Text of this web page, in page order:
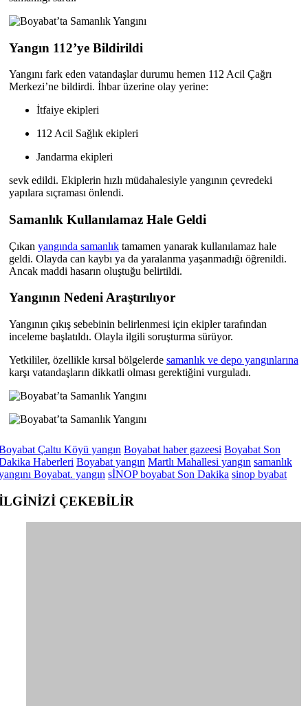
Yangın 112’ye Bildirildi
Yangını fark eden vatandaşlar durumu hemen 112 Acil Çağrı
Merkezi’ne bildirdi. İhbar üzerine olay yerine:
İtfaiye ekipleri
112 Acil Sağlık ekipleri
Jandarma ekipleri
sevk edildi. Ekiplerin hızlı müdahalesiyle yangının çevredeki
yapılara sıçraması önlendi.
Samanlık Kullanılamaz Hale Geldi
Çıkan yangında samanlık tamamen yanarak kullanılamaz hale
geldi. Olayda can kaybı ya da yaralanma yaşanmadığı öğrenildi.
Ancak maddi hasarın oluştuğu belirtildi.
Yangının Nedeni Araştırılıyor
Yangının çıkış sebebinin belirlenmesi için ekipler tarafından
inceleme başlatıldı. Olayla ilgili soruşturma sürüyor.
Yetkililer, özellikle kırsal bölgelerde samanlık ve depo yangınlarına
karşı vatandaşların dikkatli olması gerektiğini vurguladı.
Çaltu Köyü yangın Boyabat haber gazeesi Boyabat Son
Haberleri Boyabat yangın Martlı Mahallesi yangın samanlık
Boyabat. yangın sİNOP boyabat Son Dakika sinop byabat
ÇEKEBİLİR